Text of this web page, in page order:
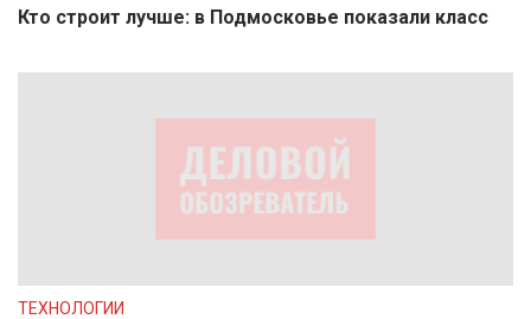
Кто строит лучше: в Подмосковье показали класс
ТЕХНОЛОГИИ